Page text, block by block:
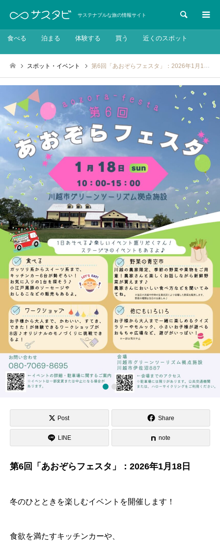
サステナブルな旅の情報サイト 検索
食べる 泊まる 体験する 買う 近くのスポット
スポット・イベント 第6回「あおぞらフェスタ」：2026年1月18日
1 2
Post Share
LINE note
第6回「あおぞらフェスタ」：2026年1月18日
冬のひとときを楽しむイベントを開催します！
食欲を満たすキッチンカーや、